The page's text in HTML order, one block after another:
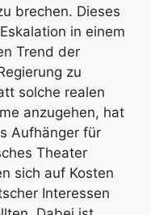
brechen. Dieses
in einem
Trend der
zu
solche realen
anzugehen, hat
Aufhänger für
Theater
sich auf Kosten
Interessen